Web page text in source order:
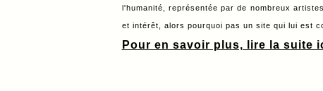
l'humanité, représentée par de nombreux
et intérêt, alors pourquoi pas un site qui lui est
Pour en savoir plus, lire la suite